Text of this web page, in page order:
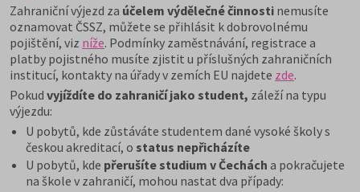
Zahraniční výjezd za účelem výdělečné činnosti nemusíte
oznamovat ČSSZ, můžete se přihlásit k dobrovolnému
pojištění, viz níže. Podmínky zaměstnávání, registrace a
platby pojistného musíte zjistit u příslušných zahraničních
institucí, kontakty na úřady v zemích EU najdete zde.
Pokud vyjíždíte do zahraničí jako student, záleží na typu
výjezdu:
U pobytů, kde zůstáváte studentem dané vysoké školy s
českou akreditací, o status nepřicházíte
U pobytů, kde přerušíte studium v Čechách a pokračujete
na škole v zahraničí, mohou nastat dva případy: